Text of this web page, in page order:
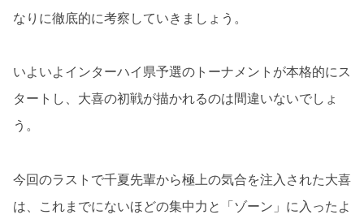
なりに徹底的に考察していきましょう。
いよいよインターハイ県予選のトーナメントが本格的にス
タートし、大喜の初戦が描かれるのは間違いないでしょ
う。
今回のラストで千夏先輩から極上の気合を注入された大喜
は、これまでにないほどの集中力と「ゾーン」に入ったよ